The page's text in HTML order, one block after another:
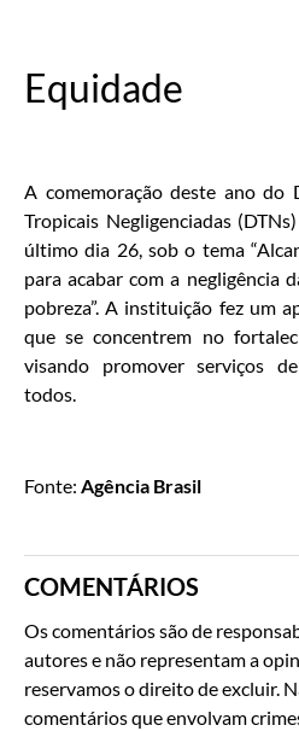
Equidade
A comemoração deste ano do
Tropicais Negligenciadas
último dia 26, sob o tema
para acabar com a negligência
pobreza”. A instituição fez um
que se concentrem no
visando promover serviços
todos.
Fonte: Agência Brasil
COMENTÁRIOS
Os comentários são de
autores e não representam a
reservamos o direito de excluir.
comentários que envolvam